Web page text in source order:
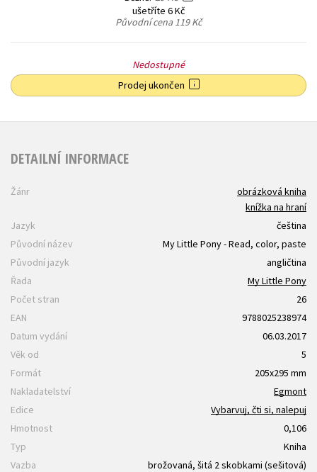
ušetříte 6 Kč
Původní cena119 Kč
Nedostupné
Prodej ukončen
DETAILNÍ INFORMACE
Žánr
obrázková kniha
knížka na hraní
Jazyk
čeština
Původní název
My Little Pony - Read, color, paste
Původní jazyk
angličtina
Řada
My Little Pony
Počet stran
26
EAN
9788025238974
Datum vydání
06.03.2017
Věk od
5
Formát
205x295 mm
Nakladatelství
Egmont
Edice
Vybarvuj, čti si, nalepuj
Hmotnost
0,106
Typ
Kniha
Vazba
brožovaná, šitá 2 skobkami (sešitová)